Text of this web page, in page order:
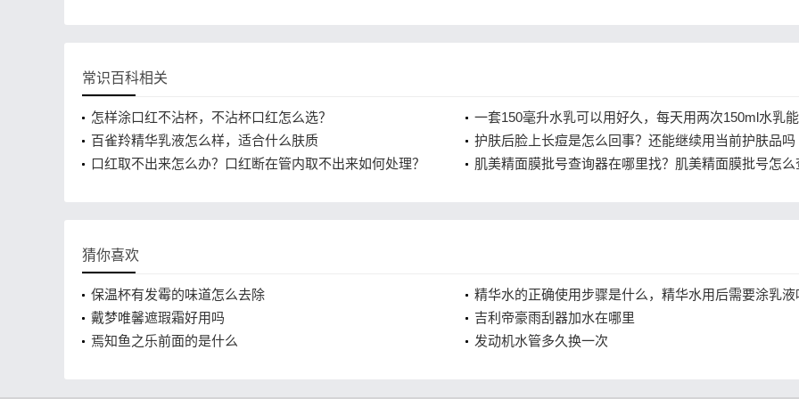
常识百科相关
怎样涂口红不沾杯，不沾杯口红怎么选？
一套150毫升水乳可以用好久，每天用两次150ml水乳
几个月？
百雀羚精华乳液怎么样，适合什么肤质
护肤后脸上长痘是怎么回事？还能继续用当前护肤品吗
口红取不出来怎么办？口红断在管内取不出来如何处理？
肌美精面膜批号查询器在哪里找？肌美精面膜批号怎么
猜你喜欢
保温杯有发霉的味道怎么去除
精华水的正确使用步骤是什么，精华水用后需要涂乳液
戴梦唯馨遮瑕霜好用吗
吉利帝豪雨刮器加水在哪里
焉知鱼之乐前面的是什么
发动机水管多久换一次